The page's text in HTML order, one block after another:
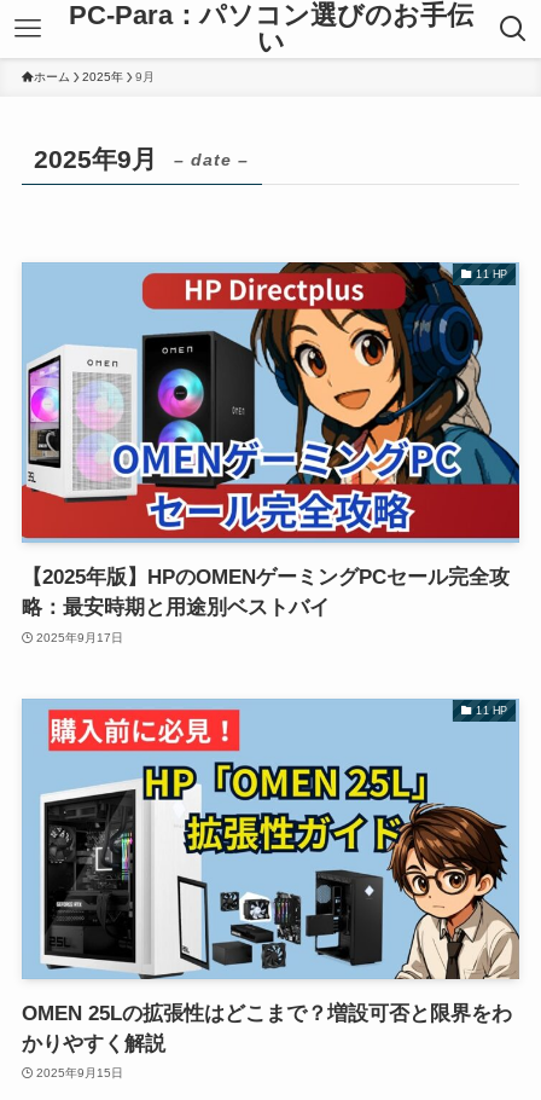
PC-Para：パソコン選びのお手伝
い
ホーム 2025年 9月
2025年9月 – date –
11 HP
【2025年版】HPのOMENゲーミングPCセール完全攻
略：最安時期と用途別ベストバイ
2025年9月17日
11 HP
OMEN 25Lの拡張性はどこまで？増設可否と限界をわ
かりやすく解説
2025年9月15日